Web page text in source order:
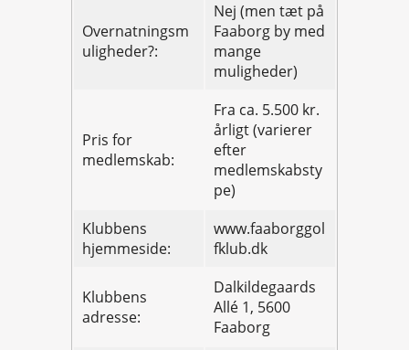
Overnatningsm
uligheder?:
Nej (men tæt på
Faaborg by med
mange
muligheder)
Pris for
medlemskab:
Fra ca. 5.500 kr.
årligt (varierer
efter
medlemskabsty
pe)
Klubbens
hjemmeside:
www.faaborggol
fklub.dk
Klubbens
adresse:
Dalkildegaards
Allé 1, 5600
Faaborg